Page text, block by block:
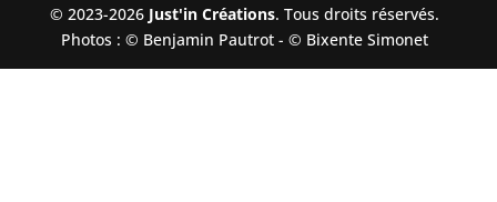
© 2023-2026 Just'in Créations. Tous droits réservés.
Photos : © Benjamin Pautrot - © Bixente Simonet